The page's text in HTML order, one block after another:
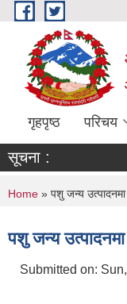
Skip to main content
गृहपृष्ठ परिचय
सूचना :
You are
Home » पशु जन्य उत्पादनमा
पशु जन्य
Submitted on: